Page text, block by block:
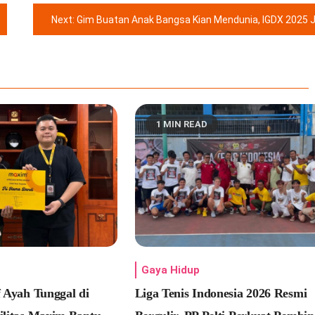
Next: Gim Buatan Anak Bangsa Kian Mendunia, IGDX 2025 Jadi Bukti Potensi Besar Industri Kreatif Indonesia
Tunggal di
1 MIN READ
Gaya Hidup
Liga Tenis Indonesia 2026 Resmi